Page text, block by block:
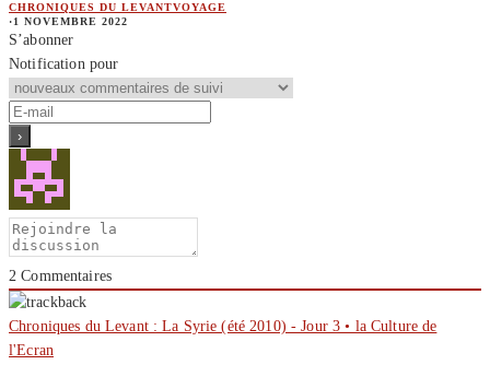
CHRONIQUES DU LEVANTVOYAGE
·1 NOVEMBRE 2022
S’abonner
Notification pour
2 Commentaires
Chroniques du Levant : La Syrie (été 2010) - Jour 3 • la Culture de
l'Ecran